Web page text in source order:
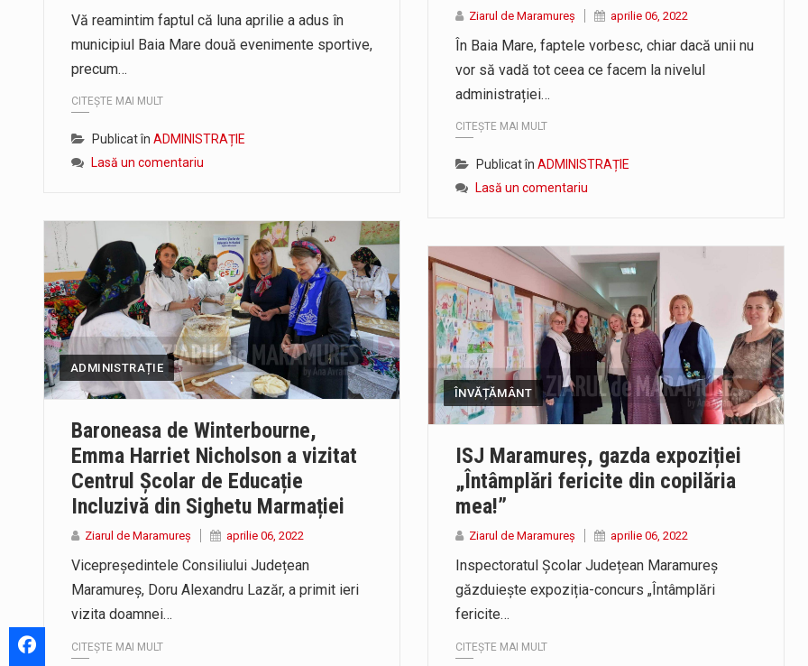
Vă reamintim faptul că luna aprilie a adus în
municipiul Baia Mare două evenimente sportive,
precum…
CITEȘTE MAI MULT
Publicat în ADMINISTRAȚIE
Lasă un comentariu
Ziarul de Maramureș aprilie 06, 2022
În Baia Mare, faptele vorbesc, chiar dacă unii nu
vor să vadă tot ceea ce facem la nivelul
administrației…
CITEȘTE MAI MULT
Publicat în ADMINISTRAȚIE
Lasă un comentariu
ADMINISTRAȚIE
Baroneasa de Winterbourne,
Emma Harriet Nicholson a vizitat
Centrul Școlar de Educație
Incluzivă din Sighetu Marmației
Ziarul de Maramureș aprilie 06, 2022
Vicepreședintele Consiliului Județean
Maramureș, Doru Alexandru Lazăr, a primit ieri
vizita doamnei…
CITEȘTE MAI MULT
ÎNVĂȚĂMÂNT
ISJ Maramureș, gazda expoziției
„Întâmplări fericite din copilăria
mea!”
Ziarul de Maramureș aprilie 06, 2022
Inspectoratul Școlar Județean Maramureș
găzduiește expoziția-concurs „Întâmplări
fericite…
CITEȘTE MAI MULT